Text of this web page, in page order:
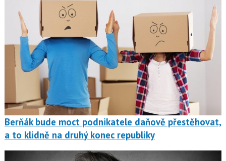
Berňák bude moct podnikatele daňově přestěhovat,
a to klidně na druhý konec republiky